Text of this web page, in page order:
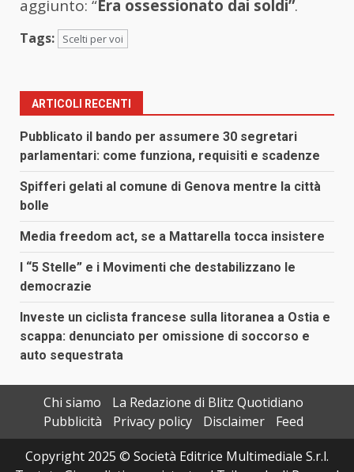
aggiunto: “Era ossessionato dai soldi”.
Tags: Scelti per voi
ARTICOLI RECENTI
Pubblicato il bando per assumere 30 segretari
parlamentari: come funziona, requisiti e scadenze
Spifferi gelati al comune di Genova mentre la città
bolle
Media freedom act, se a Mattarella tocca insistere
I “5 Stelle” e i Movimenti che destabilizzano le
democrazie
Investe un ciclista francese sulla litoranea a Ostia e
scappa: denunciato per omissione di soccorso e
auto sequestrata
Chi siamo
La Redazione di Blitz Quotidiano
Pubblicità
Privacy policy Disclaimer
Feed
Copyright 2025 © Società Editrice Multimediale S.r.l.